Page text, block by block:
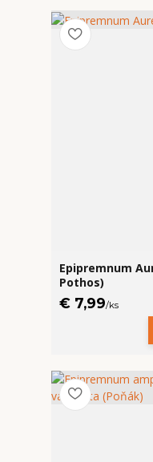
Epipremnum
Pothos)
€ 7,99/ks